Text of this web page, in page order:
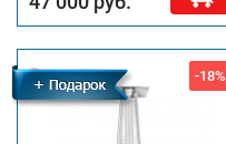
Бесплатная
доставка
-18%